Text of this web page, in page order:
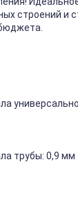
строений и
трубы: 0,9 мм